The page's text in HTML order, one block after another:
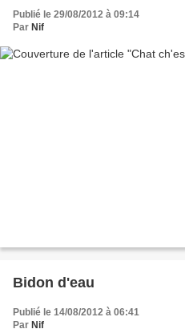
Publié le 29/08/2012 à 09:14
Par Nif
Bidon d'eau
Publié le 14/08/2012 à 06:41
Par Nif